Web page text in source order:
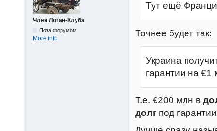
Член Логан-Клуба
Поза форумом
More info
Тут ещё
Точнее будет так:
Украина
гарантии на
Т.е. €200 млн в
долг под